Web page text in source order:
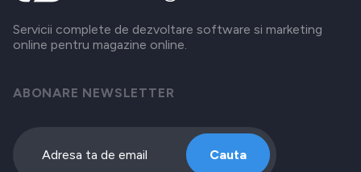
Servicii complete de dezvoltare software si marketing
online pentru magazine online.
ABONARE NEWSLETTER
Cauta